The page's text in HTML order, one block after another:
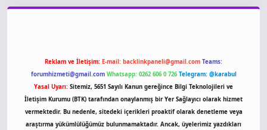
Reklam ve İletişim: E-mail: backlinkpaneli@gmail.com Teams:
forumhizmeti@gmail.com Whatsapp: 0262 606 0 726 Telegram: @karabul
Yasal Uyarı: Sitemiz, 5651 Sayılı Kanun gereğince Bilgi Teknolojileri ve
İletişim Kurumu (BTK) tarafından onaylanmış bir Yer Sağlayıcı olarak hizmet
vermektedir. Bu nedenle, sitedeki içerikleri proaktif olarak denetleme veya
araştırma yükümlülüğümüz bulunmamaktadır. Ancak, üyelerimiz yazdıkları